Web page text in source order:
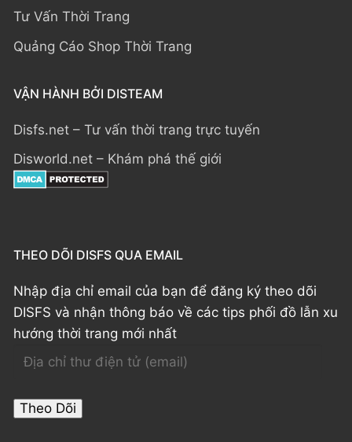
Tư Vấn Thời Trang
Quảng Cáo Shop Thời Trang
VẬN HÀNH BỞI DISTEAM
Disfs.net – Tư vấn thời trang trực tuyến
Disworld.net – Khám phá thế giới
THEO DÕI DISFS QUA EMAIL
Nhập địa chỉ email của bạn để đăng ký theo dõi
DISFS và nhận thông báo về các tips phối đồ lẫn xu
hướng thời trang mới nhất
Địa
thư
điện
Theo Dõi